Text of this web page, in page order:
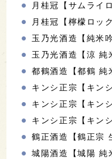
月桂冠【サムライ
月桂冠【檸檬ロック
玉乃光酒造【純米
玉乃光酒造【涼 純
都鶴酒造【都鶴 純
キンシ正宗【キン
キンシ正宗【キン
キンシ正宗【キン
鶴正酒造【鶴正宗
城陽酒造【城陽 純